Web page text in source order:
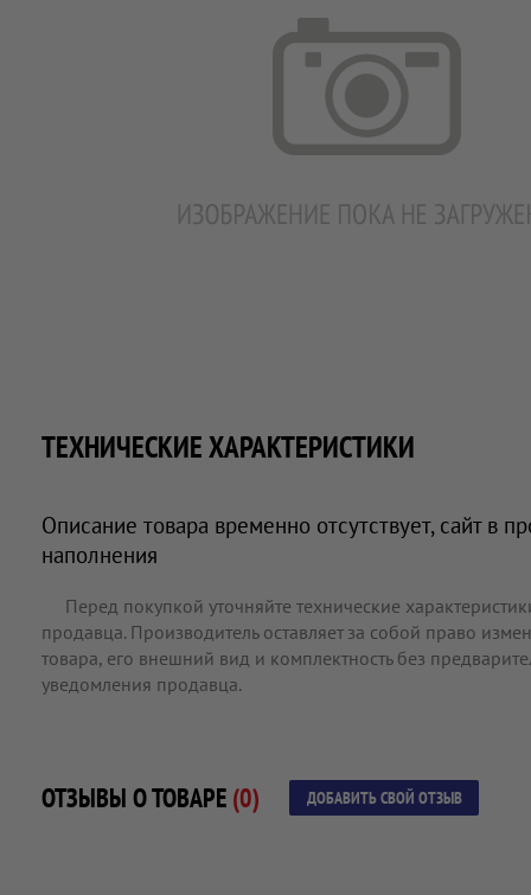
ТЕХНИЧЕСКИЕ ХАРАКТЕРИСТИКИ
Описание товара временно отсутствует, сайт в
наполнения
Перед покупкой уточняйте технические
продавца. Производитель оставляет за собой право
товара, его внешний вид и комплектность без
уведомления продавца.
ОТЗЫВЫ О ТОВАРЕ (0) ДОБАВИТЬ СВОЙ ОТЗЫВ